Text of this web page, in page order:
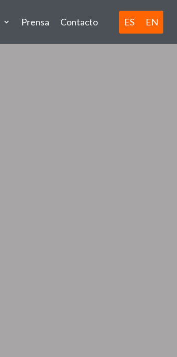
Prensa Contacto ES EN